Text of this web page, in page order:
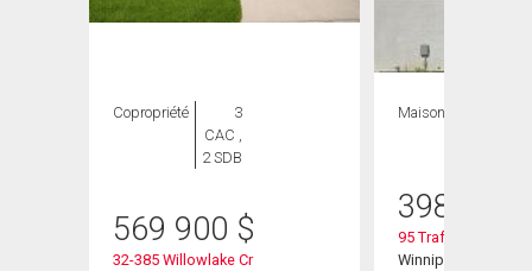
Copropriété
3
CAC ,
2 SDB
569 900 $
32-385 Willowlake Cr
Maison
398 900
95 Trafford Park
Winnipeg, MB